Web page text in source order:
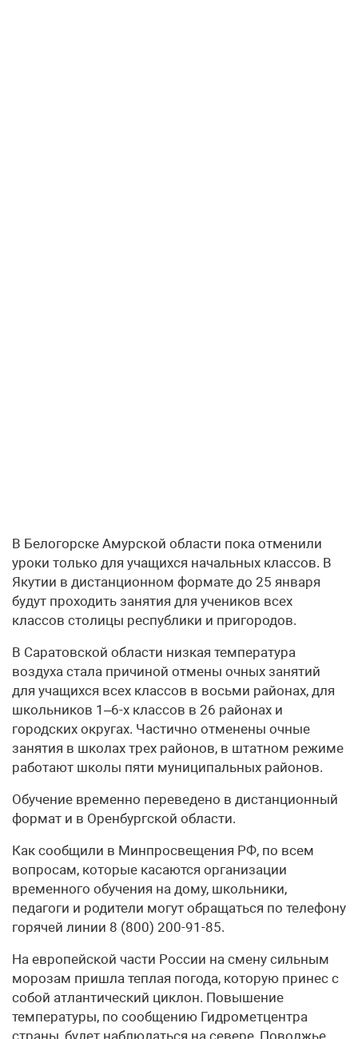
В Белогорске Амурской области пока отменили
уроки только для учащихся начальных классов. В
Якутии в дистанционном формате до 25 января
будут проходить занятия для учеников всех
классов столицы республики и пригородов.
В Саратовской области низкая температура
воздуха стала причиной отмены очных занятий
для учащихся всех классов в восьми районах, для
школьников 1–6-х классов в 26 районах и
городских округах. Частично отменены очные
занятия в школах трех районов, в штатном режиме
работают школы пяти муниципальных районов.
Обучение временно переведено в дистанционный
формат и в Оренбургской области.
Как сообщили в Минпросвещения РФ, по всем
вопросам, которые касаются организации
временного обучения на дому, школьники,
педагоги и родители могут обращаться по телефону
горячей линии 8 (800) 200-91-85.
На европейской части России на смену сильным
морозам пришла теплая погода, которую принес с
собой атлантический циклон. Повышение
температуры, по сообщению Гидрометцентра